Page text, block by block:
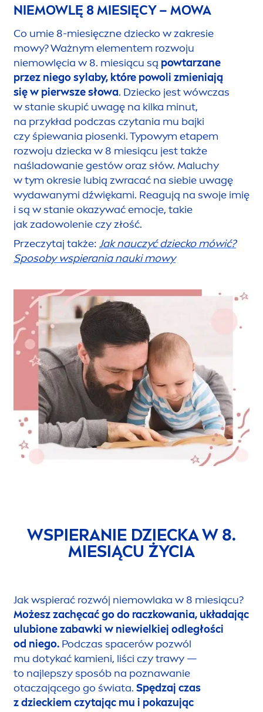
NIEMOWLĘ 8 MIESIĘCY – MOWA
Co umie 8-miesięczne dziecko w zakresie
mowy? Ważnym elementem rozwoju
niemowlęcia w 8. miesiącu są powtarzane
przez niego sylaby, które powoli zmieniają
się w pierwsze słowa. Dziecko jest wówczas
w stanie skupić uwagę na kilka minut,
na przykład podczas czytania mu bajki
czy śpiewania piosenki. Typowym etapem
rozwoju dziecka w 8 miesiącu jest także
naśladowanie gestów oraz słów. Maluchy
w tym okresie lubią zwracać na siebie uwagę
wydawanymi dźwiękami. Reagują na swoje imię
i są w stanie okazywać emocje, takie
jak zadowolenie czy złość.
Przeczytaj także: Jak nauczyć dziecko mówić?
Sposoby wspierania nauki mowy
WSPIERANIE DZIECKA W 8.
MIESIĄCU ŻYCIA
Jak wspierać rozwój niemowlaka w 8 miesiącu?
Możesz zachęcać go do raczkowania, układając
ulubione zabawki w niewielkiej odległości
od niego. Podczas spacerów pozwól
mu dotykać kamieni, liści czy trawy —
to najlepszy sposób na poznawanie
otaczającego go świata. Spędzaj czas
z dzieckiem czytając mu i pokazując